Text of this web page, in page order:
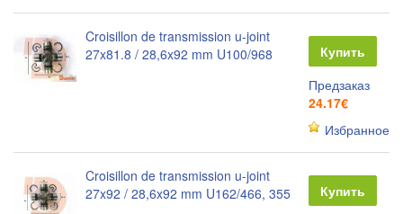
Croisillon de transmission u-joint
27x81.8 / 28,6x92 mm ​U100/968
Купить
Предзаказ
24.17€
Избранное
Croisillon de transmission u-joint
27x92 / 28,6x92 mm U162/466, 355
Купить